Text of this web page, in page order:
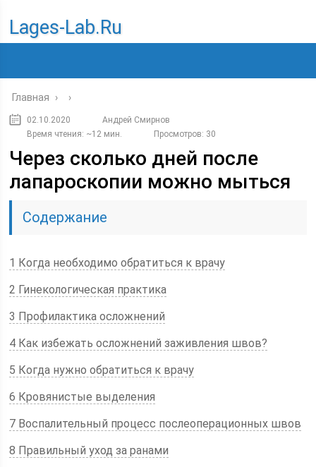
Lages-Lab.ru
Главная › ›
02.10.2020
Андрей Смирнов
Время чтения: ~12 мин.
Просмотров: 30
Через сколько дней после
лапароскопии можно мыться
Содержание
1 Когда необходимо обратиться к врачу
2 Гинекологическая практика
3 Профилактика осложнений
4 Как избежать осложнений заживления швов?
5 Когда нужно обратиться к врачу
6 Кровянистые выделения
7 Воспалительный процесс послеоперационных швов
8 Правильный уход за ранами